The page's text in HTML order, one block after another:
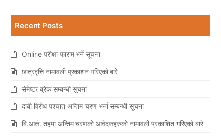
Recent Posts
Online परीक्षा फाराम भर्ने सूचना
छात्रवृत्ति नामावली प्रकाशन गरिएको बारे
सेमेष्‍टर ब्रेक सम्बन्धी सूचना
दाबी विरोध पश्‍चात् अन्तिम चरण भर्ना सम्बन्धी सूचना
बि.आर्क. तहमा अन्तिम चरणको आवेदकहरुको नामावली प्रकाशित गरिएको बारे